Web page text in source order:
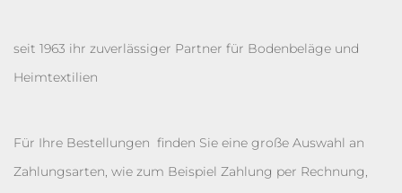
seit 1963 ihr zuverlässiger Partner für Bodenbeläge und
Heimtextilien
Für Ihre Bestellungen finden Sie eine große Auswahl an
Zahlungsarten, wie zum Beispiel Zahlung per Rechnung,